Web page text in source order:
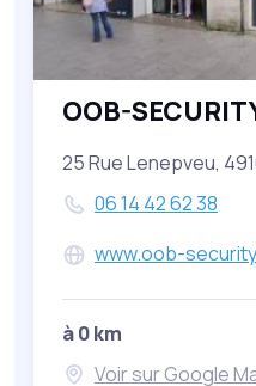
OOB-
25 Rue Lenepveu,
06 14 42 62 38
www.oob-
à 0 km
Voir sur Google